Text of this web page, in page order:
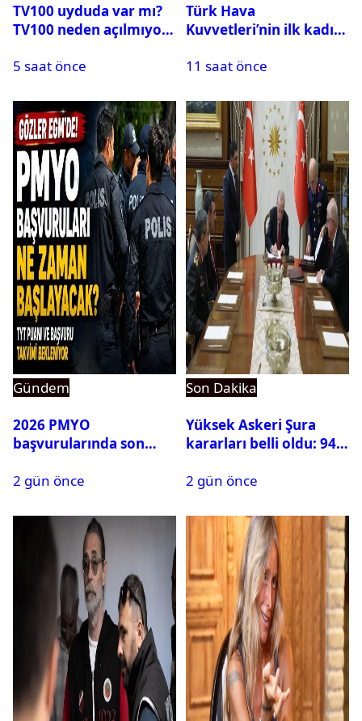
TV100 uyduda var mı?
TV100 neden açılmıyor?
5 saat önce
Türk Hava
Kuvvetleri’nin ilk kadın
Karapınar hakkında
ortaya çıktı
11 saat önce
Gündem
2026 PMYO
başvurularında son
2 gün önce
Son Dakika
Yüksek Askeri Şura
kararları belli oldu: 94
2 gün önce